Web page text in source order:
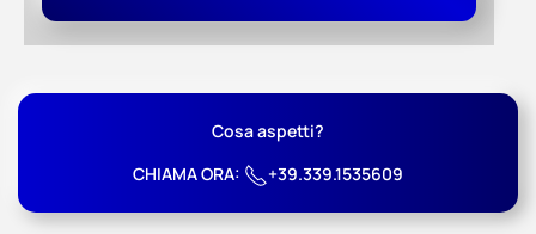
Cosa aspetti?
CHIAMA ORA:
+39.339.1535609